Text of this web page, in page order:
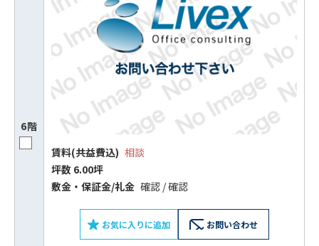
6階
賃料(共益費込) 相談
坪数 6.00坪
敷⾦‧保証⾦/礼⾦ 確認 / 確認
お気に入りに追加 お問い合わせ